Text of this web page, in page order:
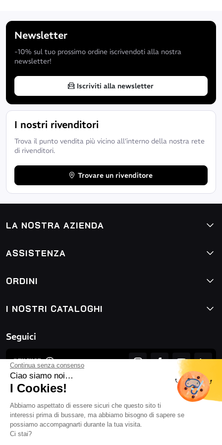
Continua senza consenso
Ciao siamo noi…
I Cookies!
Abbiamo aspettato di essere sicuri che questo sito ti
interessi prima di bussare, ma abbiamo bisogno di sapere se
possiamo accompagnarti durante la tua visita.
Ci stai?
Newsletter
-10% sul tuo prossimo ordine iscrivendoti alla nostra
newsletter!
Iscriviti alla newsletter
I nostri rivenditori
Trova il punto vendita più vicino all’interno della nostra rete
di rivenditori.
Trovare un rivenditore
LA NOSTRA AZIENDA
ASSISTENZA
ORDINI
I NOSTRI CATALOGHI
Seguici